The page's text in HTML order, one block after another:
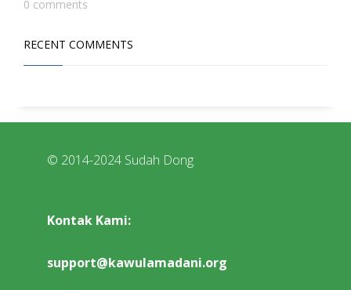
0 comments
RECENT COMMENTS
© 2014-2024 Sudah Dong
Kontak Kami:
support@kawulamadani.org